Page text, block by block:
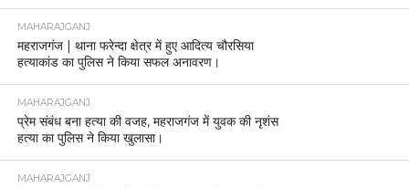
MAHARAJGANJ
महराजगंज | थाना फरेन्दा क्षेत्र में हुए आदित्य चौरसिया
हत्याकांड का पुलिस ने किया सफल अनावरण।
MAHARAJGANJ
प्रेम संबंध बना हत्या की वजह, महराजगंज में युवक की नृशंस
हत्या का पुलिस ने किया खुलासा।
MAHARAJGANJ